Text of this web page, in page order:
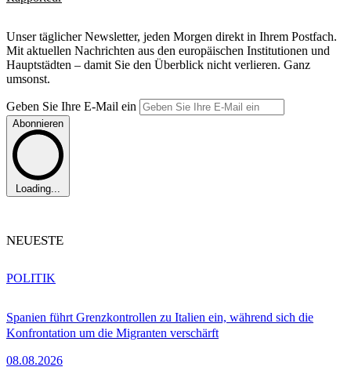
Unser täglicher Newsletter, jeden Morgen direkt in Ihrem Postfach.
Mit aktuellen Nachrichten aus den europäischen Institutionen und
Hauptstädten – damit Sie den Überblick nicht verlieren. Ganz
umsonst.
Geben Sie Ihre E-Mail ein
Abonnieren
Loading...
NEUESTE
Spanien führt Grenzkontrollen zu Italien ein, während sich die
Konfrontation um die Migranten verschärft
08.08.2026
POLITIK